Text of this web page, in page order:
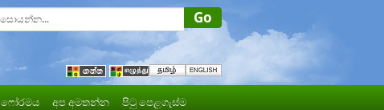
ෆෝරමය අප අමතන්න පිටු පෙළගැස්ම